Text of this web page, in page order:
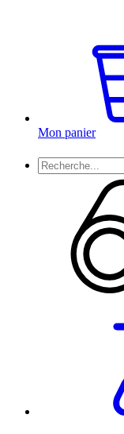
Mon panier